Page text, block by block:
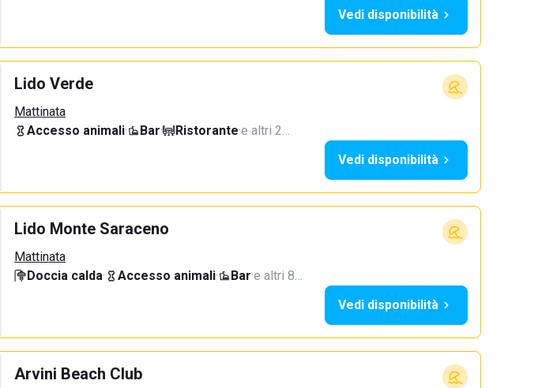
Vedi disponibilità
Lido Verde
Mattinata
Accesso animali· Bar· Ristorante·e altri 2…
Vedi disponibilità
Lido Monte Saraceno
Mattinata
Doccia calda· Accesso animali· Bar·e altri 8…
Vedi disponibilità
Arvini Beach Club